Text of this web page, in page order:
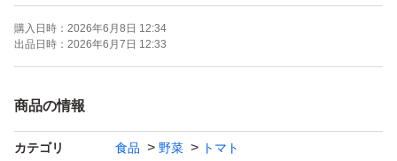
【商品の状態】
楕円形でえくぼが可愛らしいミニトマト。皮が薄く、ゼリ
購入日時： 2026年6月8日 12:34
出品日時： 2026年6月7日 12:33
商品の情報
カテゴリ 食品 野菜 トマト